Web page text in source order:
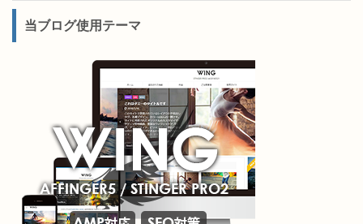
当ブログ使用テーマ